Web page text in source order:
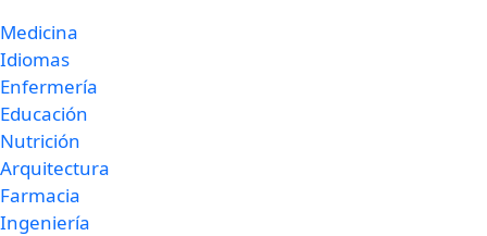
Medicina
Idiomas
Enfermería
Educación
Nutrición
Arquitectura
Farmacia
Ingeniería